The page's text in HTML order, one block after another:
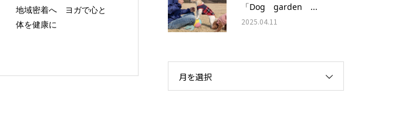
地域密着へ ヨガで心と
体を健康に
「Dog garden ...
2025.04.11
月を選択